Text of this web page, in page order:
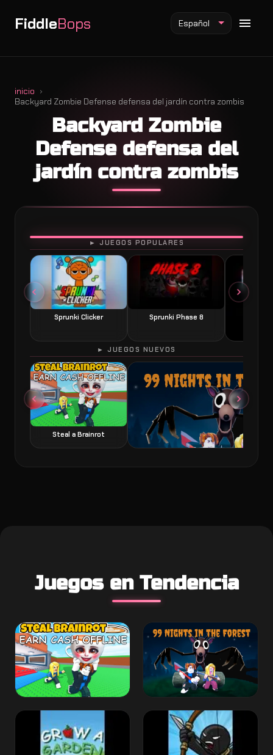
FiddleBops
Mod Fiddlebops
Mod Incredibox
Mod Sprunki
Español
inicio
Backyard Zombie Defense defensa del jardín contra zombis
Backyard Zombie
Defense defensa del
jardín contra zombis
► JUEGOS POPULARES
Sprunki Clicker Sprunki Phase 8
JUGAR
► JUEGOS NUEVOS
Steal a Brainrot
Juegos en Tendencia